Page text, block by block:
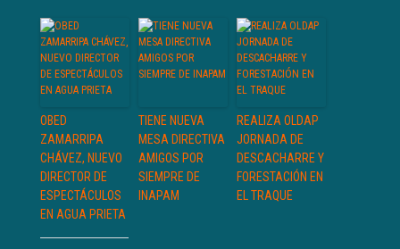
OBED
ZAMARRIPA
CHÁVEZ, NUEVO
DIRECTOR DE
ESPECTÁCULOS
EN AGUA PRIETA
TIENE NUEVA
MESA DIRECTIVA
AMIGOS POR
SIEMPRE DE
INAPAM
REALIZA OLDAP
JORNADA DE
DESCACHARRE Y
FORESTACIÓN EN
EL TRAQUE